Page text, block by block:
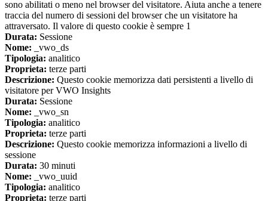
sono abilitati o meno nel browser del visitatore. Aiuta anche a tenere
traccia del numero di sessioni del browser che un visitatore ha
attraversato. Il valore di questo cookie è sempre 1
Durata: Sessione
Nome: _vwo_ds
Tipologia: analitico
Proprieta: terze parti
Descrizione: Questo cookie memorizza dati persistenti a livello di
visitatore per VWO Insights
Durata: Sessione
Nome: _vwo_sn
Tipologia: analitico
Proprieta: terze parti
Descrizione: Questo cookie memorizza informazioni a livello di
sessione
Durata: 30 minuti
Nome: _vwo_uuid
Tipologia: analitico
Proprieta: terze parti